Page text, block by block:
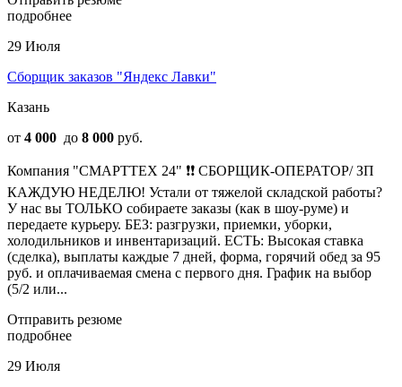
подробнее
29 Июля
Сборщик заказов "Яндекс Лавки"
Казань
от 4 000 до 8 000 руб.
Компания "СМАРТТЕХ 24" ❗❗ СБОРЩИК-ОПЕРАТОР/ ЗП
КАЖДУЮ НЕДЕЛЮ! Устали от тяжелой складской работы?
У нас вы ТОЛЬКО собираете заказы (как в шоу-руме) и
передаете курьеру. БЕЗ: разгрузки, приемки, уборки,
холодильников и инвентаризаций. ЕСТЬ: Высокая ставка
(сделка), выплаты каждые 7 дней, форма, горячий обед за 95
руб. и оплачиваемая смена с первого дня. График на выбор
(5/2 или...
Отправить резюме
подробнее
29 Июля